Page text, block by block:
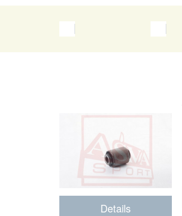
Details